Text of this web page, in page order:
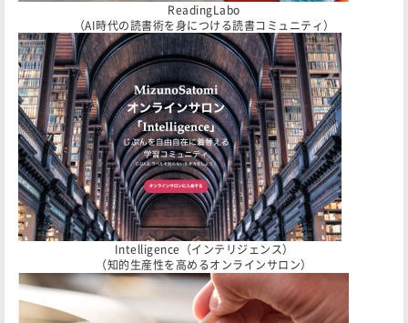
ReadingLabo
（AI時代の読書術を身につける読書コミュニティ）
Intelligence（インテリジェンス）
（知的生産性を高めるオンラインサロン）